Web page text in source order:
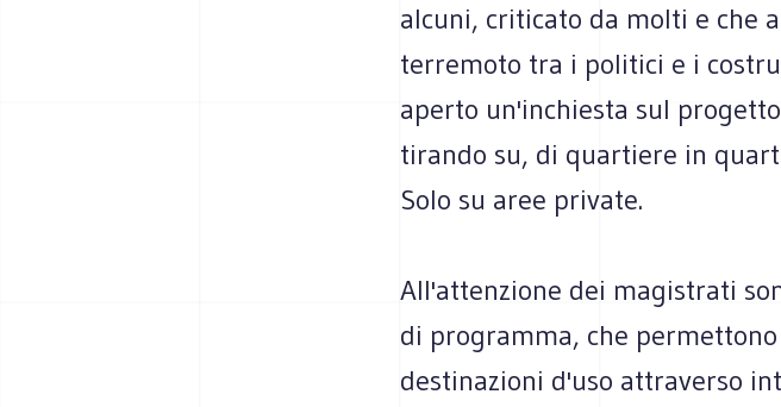
alcuni, criticato da molti e che
terremoto tra i politici e i
aperto un'inchiesta sul
tirando su, di quartiere in
Solo su aree private.
All'attenzione dei magistrati
di programma, che
destinazioni d'uso attraverso